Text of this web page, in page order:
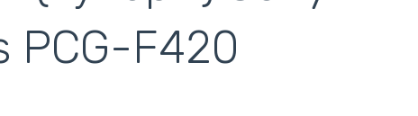
PCG-F420